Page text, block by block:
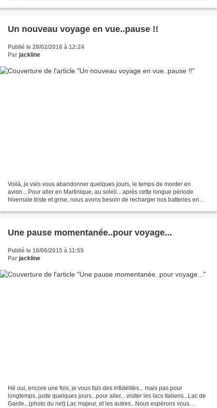
Un nouveau voyage en vue..pause !!
Publié le 28/02/2016 à 12:24
Par jackline
Voilà, je vais vous abandonner quelques jours, le temps de monter en
avion... Pour aller en Martinique, au soleil... après cette longue période
hivernale triste et grise, nous avons besoin de recharger nos batteries en
Une pause momentanée..pour voyage...
Publié le 16/06/2015 à 11:55
Par jackline
Hé oui, encore une fois, je vous fais des infidélités... mais pas pour
longtemps..juste quelques jours...pour aller... visiter les lacs italiens...Lac de
Garde...(photo du net) Lac majeur, et les autres...Nous espérons vous